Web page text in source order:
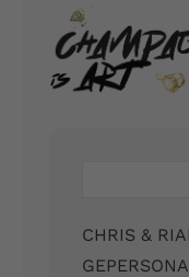
CHRIS &